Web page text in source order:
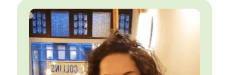
Hi! Ik ben Leonie, coach en trainer en
gepassioneerde People & Culture Lead bij ABN
AMRO. Daar motiveer en enthousiasmeer ik
mijn team met alle rijkheid die PCM te bieden